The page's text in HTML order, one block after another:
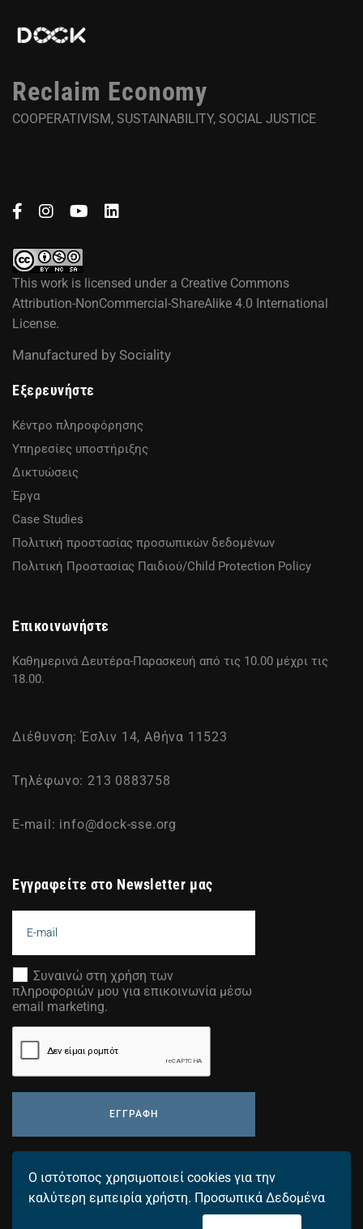
Ο ιστότοπος χρησιμοποιεί cookies για την
καλύτερη εμπειρία χρήστη. Προσωπικά Δεδομένα
Reclaim Economy
COOPERATIVISM, SUSTAINABILITY, SOCIAL JUSTICE
This work is licensed under a Creative Commons
Attribution-NonCommercial-ShareAlike 4.0 International
License.
Manufactured by Sociality
Εξερευνήστε
Κέντρο πληροφόρησης
Υπηρεσίες υποστήριξης
Δικτυώσεις
Έργα
Case Studies
Πολιτική προστασίας προσωπικών δεδομένων
Πολιτική Προστασίας Παιδιού/Child Protection Policy
Επικοινωνήστε
Καθημερινά Δευτέρα-Παρασκευή από τις 10.00 μέχρι τις
18.00.
Διέθυνση: Έσλιν 14, Αθήνα 11523
Τηλέφωνο: 213 0883758
E-mail: info@dock-sse.org
Εγγραφείτε στο Newsletter μας
Συναινώ στη χρήση των
πληροφοριών μου για επικοινωνία μέσω
email marketing.
ΕΓΓΡΑΦΗ
Προσθέστε τη διεύθυνση email σας για να λαμβάνετε τα
τελευταία μας νέα.